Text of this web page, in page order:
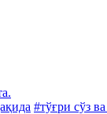
#тўғри сўз